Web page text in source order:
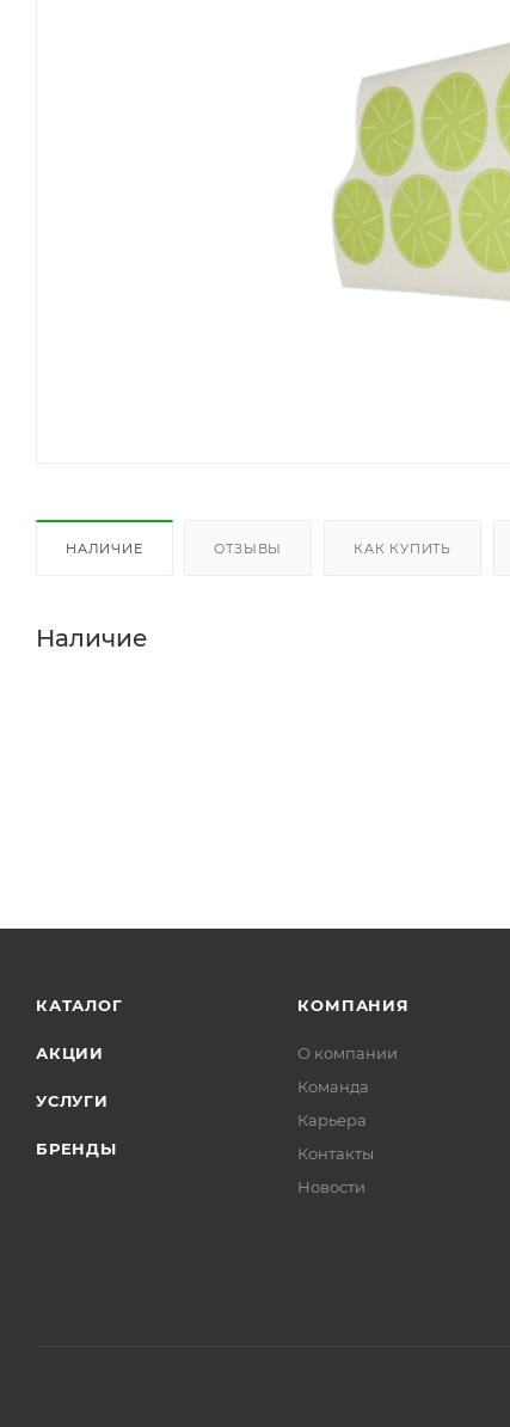
НАЛИЧИЕ ОТЗЫВЫ КАК КУПИТЬ
Наличие
КАТАЛОГ
АКЦИИ
УСЛУГИ
БРЕНДЫ
КОМПАНИЯ
О компании
Команда
Карьера
Контакты
Новости